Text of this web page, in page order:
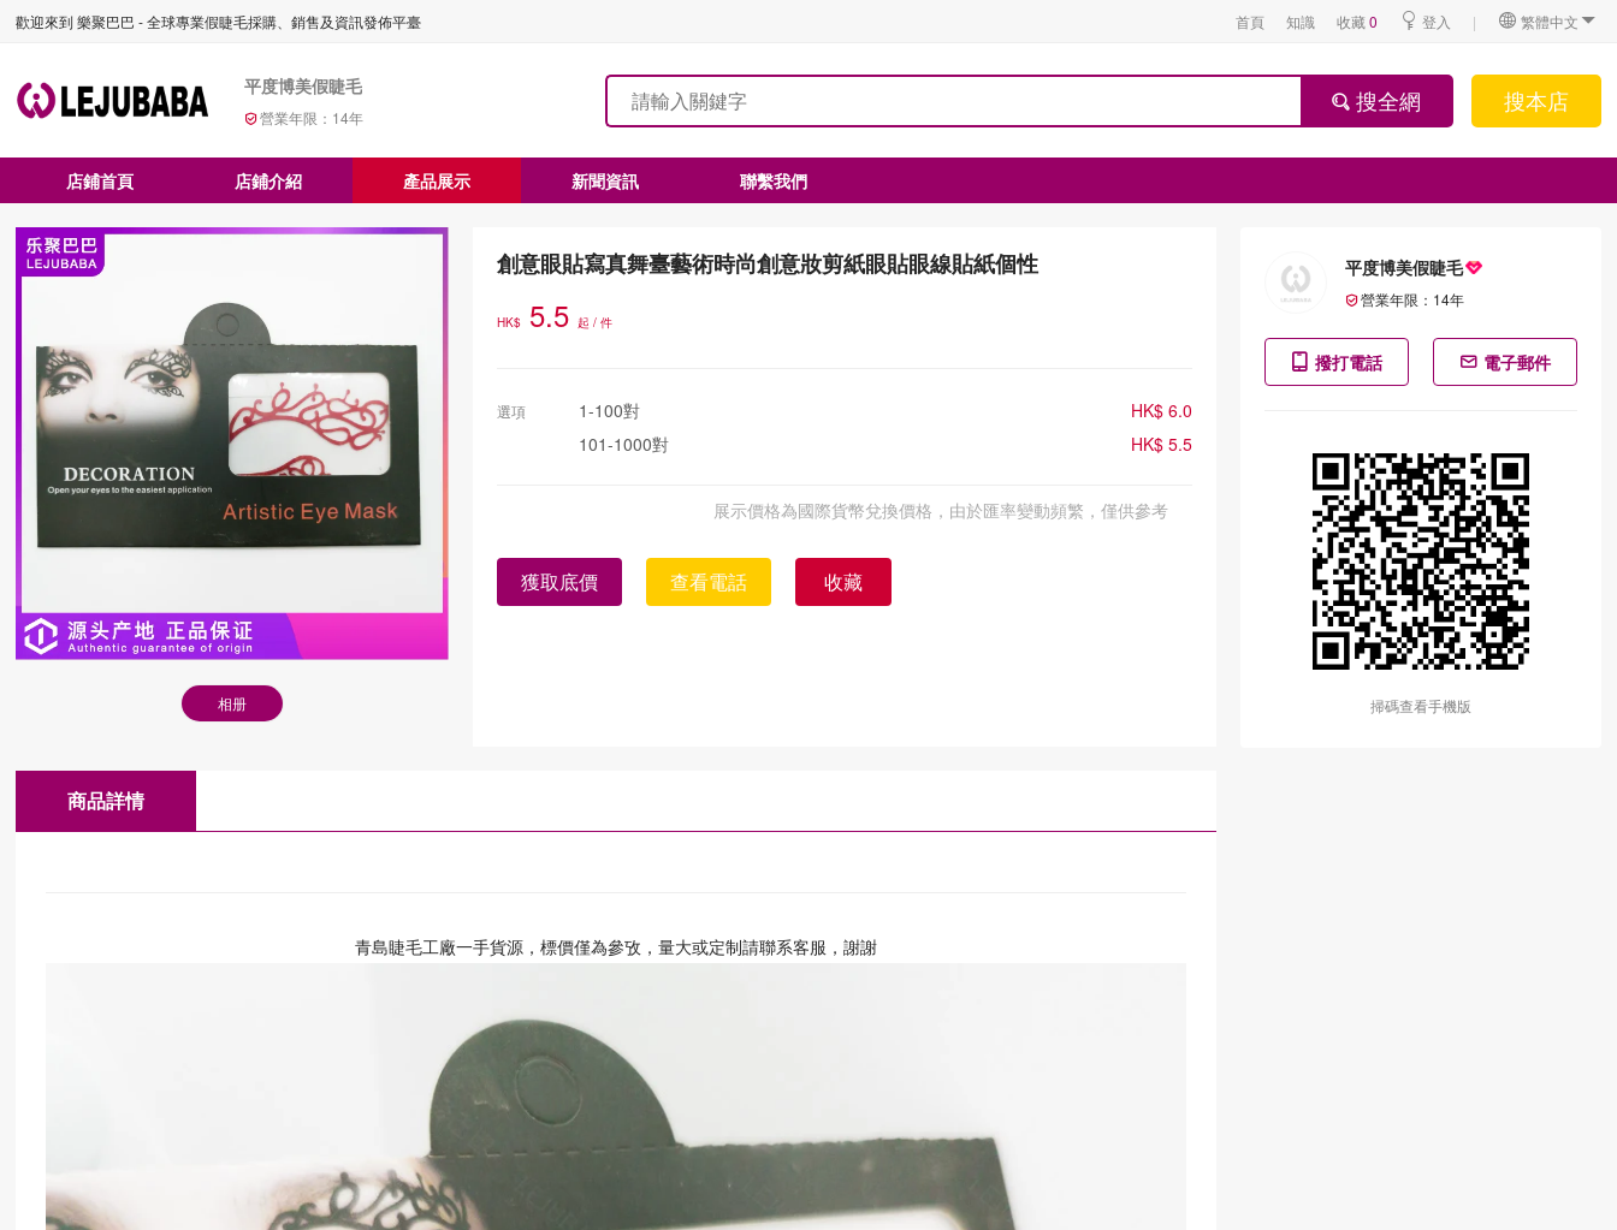
歡迎來到 樂聚巴巴 - 全球專業假睫毛採購、銷售及資訊發佈平臺 首頁 知識 收藏0 登入 | 繁體中文
平度博美假睫毛
營業年限： 14年
搜全網 搜本店
店鋪首頁 店鋪介紹 產品展示 新聞資訊 聯繫我們
相册
創意眼貼寫真舞臺藝術時尚創意妝剪紙眼貼眼線貼紙個性
HK$ 5.5起 / 件
選項 1-100對
HK$ 6.0
101-1000對
HK$ 5.5
展示價格為國際貨幣兌換價格，由於匯率變動頻繁，僅供參考
獲取底價 查看電話 收藏
商品詳情
青島睫毛工廠一手貨源，標價僅為參攷，量大或定制請聯系客服，謝謝
平度博美假睫毛
營業年限： 14年
撥打電話 電子郵件
掃碼查看手機版